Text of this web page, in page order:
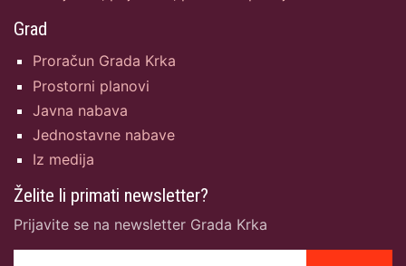
Grad
Proračun Grada Krka
Prostorni planovi
Javna nabava
Jednostavne nabave
Iz medija
Želite li primati newsletter?
Prijavite se na newsletter Grada Krka